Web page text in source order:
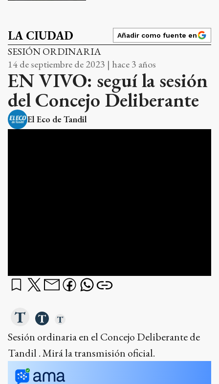
LA CIUDAD Añadir como fuente en
SESIÓN ORDINARIA
14 de septiembre de 2023 | hace 3 años
EN VIVO: seguí la sesión
del Concejo Deliberante
El Eco de Tandil
Sesión ordinaria en el Concejo Deliberante de
Tandil . Mirá la transmisión oficial.